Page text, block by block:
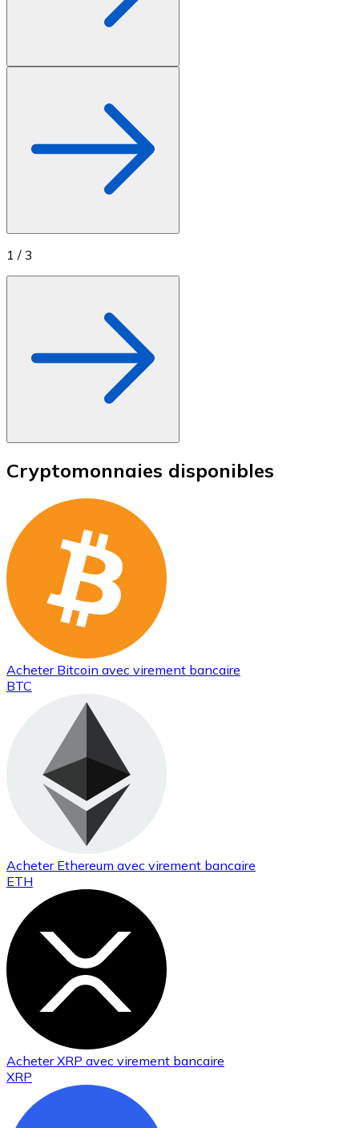
1 / 3
Cryptomonnaies disponibles
Acheter Bitcoin avec virement bancaire
BTC
Acheter Ethereum avec virement bancaire
ETH
AcheterXRP avec virement bancaire
XRP